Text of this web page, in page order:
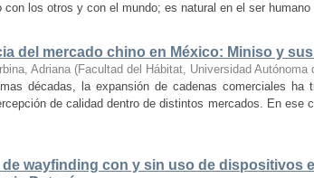
con los otros y con el mundo; es natural en el ser
del mercado chino en México: Miniso y
Adriana (Facultad del Hábitat, Universidad
décadas, la expansión de cadenas comerciales ha
de calidad dentro de distintos mercados. En ese
wayfinding con y sin uso de dispositivos